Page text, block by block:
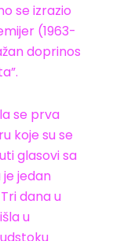
se izrazio
(1963-
doprinos
se prva
koje su se
glasovi sa
jedan
dana u
u